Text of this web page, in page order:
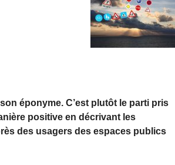
éponyme. C’est plutôt le parti pris
positive en décrivant les
des usagers des espaces publics